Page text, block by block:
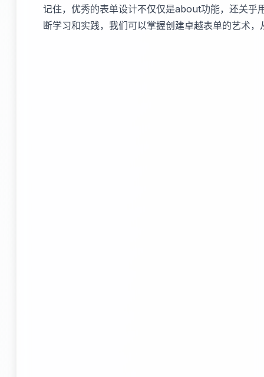
记住，优秀的表单设计不仅仅是about功能，还关乎
断学习和实践，我们可以掌握创建卓越表单的艺术